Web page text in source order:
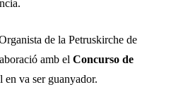
de la Petruskirche de
amb el Concurso de
en va ser guanyador.